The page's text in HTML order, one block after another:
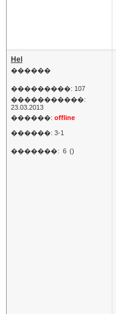
Hel
������
���������: 107
�����������:
23.03.2013
������: offline
������: 3-1
�������: 6 ()